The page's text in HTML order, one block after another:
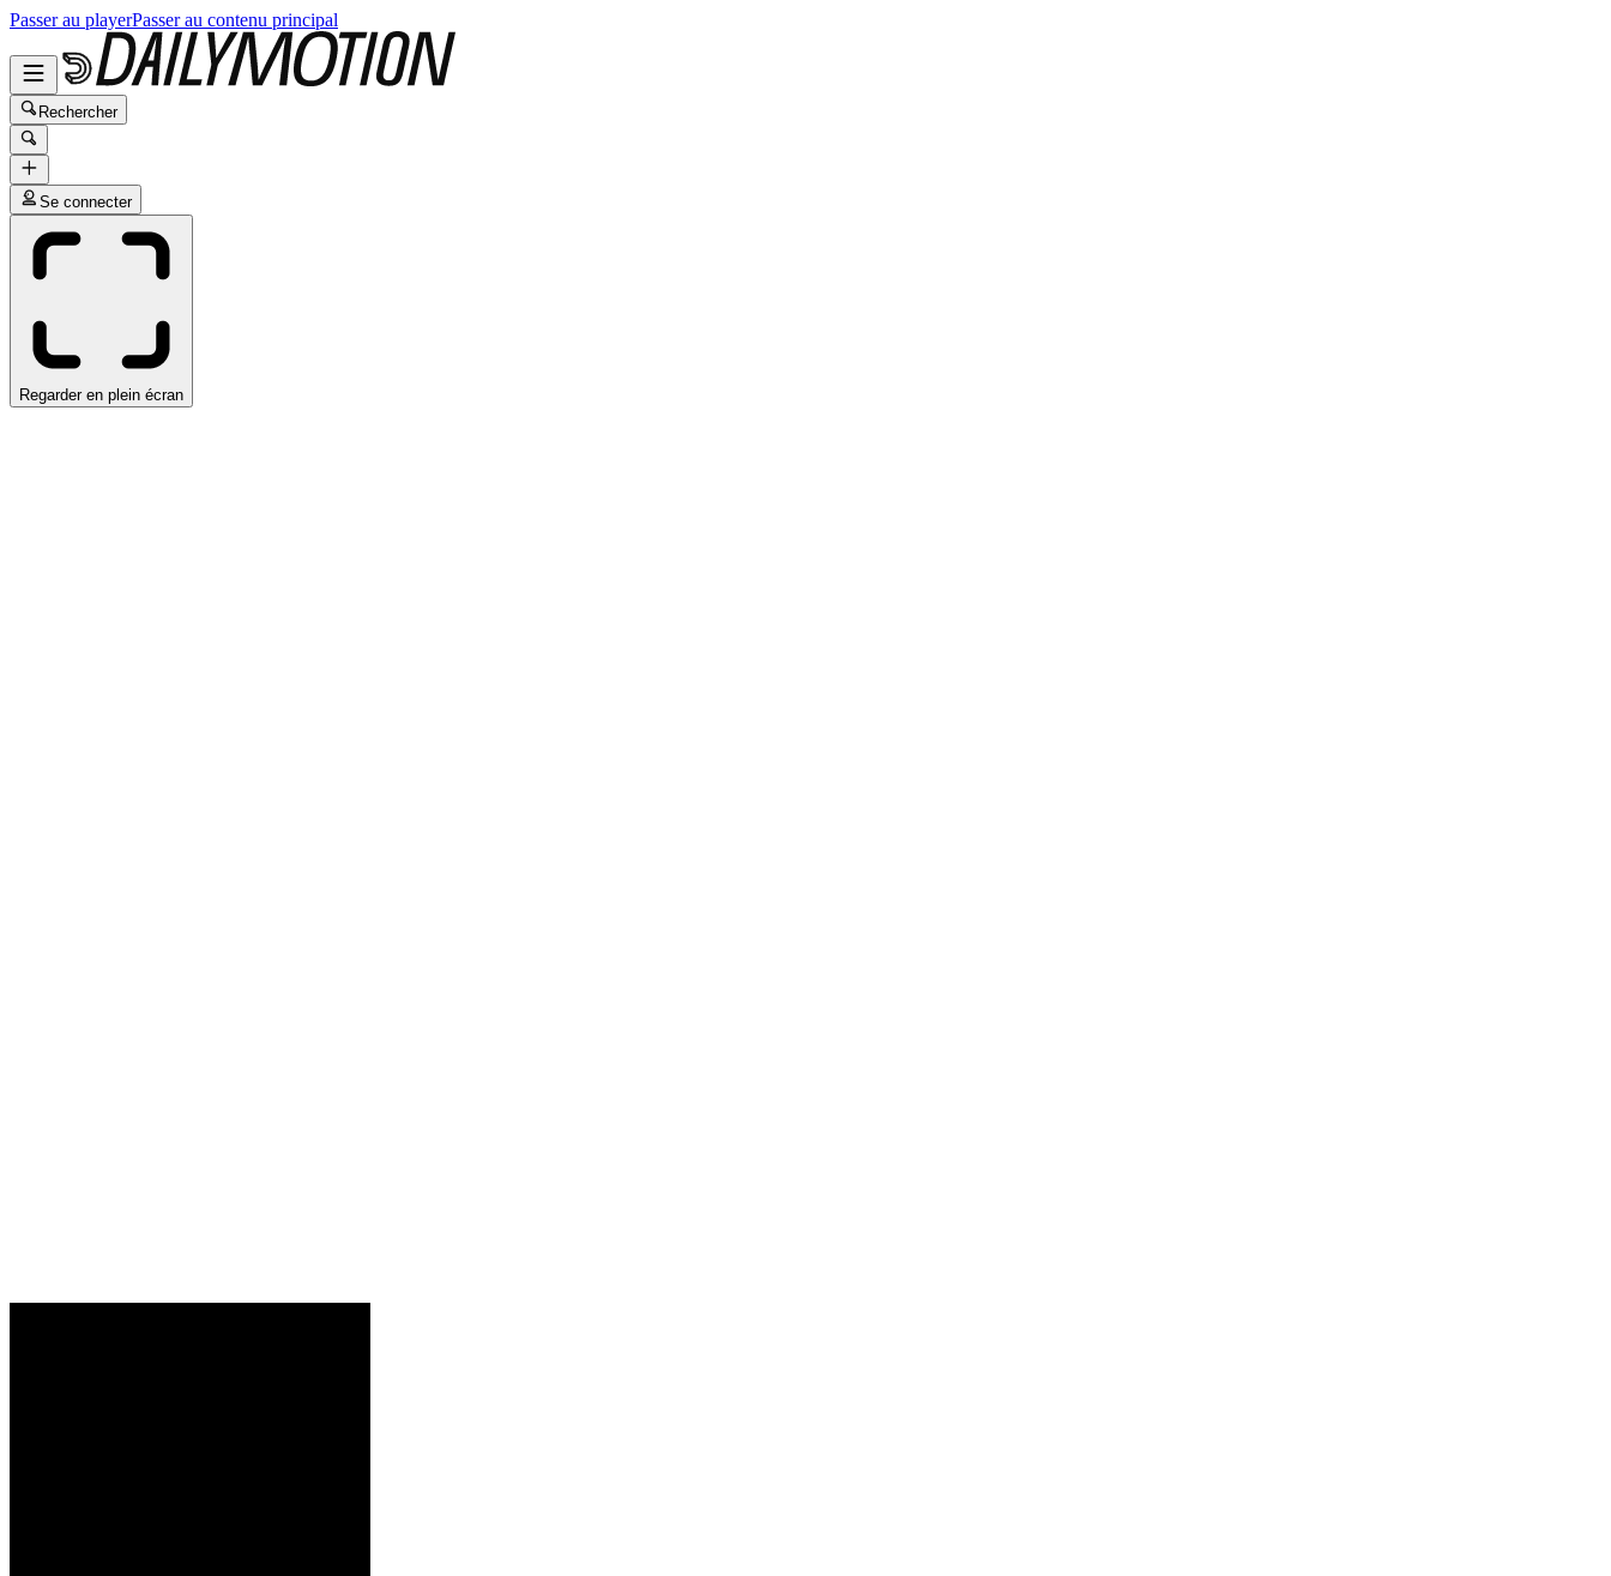
Passer au playerPasser au contenu principal
Rechercher
Se connecter
Regarder en plein écran